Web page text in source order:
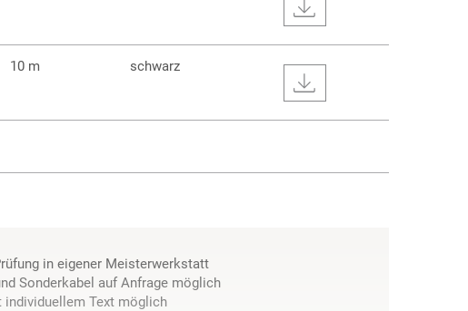
10 m schwarz
in eigener Meisterwerkstatt
Sonderkabel auf Anfrage möglich
individuellem Text möglich